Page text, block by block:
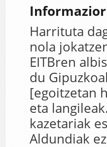
Harrituta
nola
EITBren
du
[egoitzetan
eta
kazetariak
Aldundiak